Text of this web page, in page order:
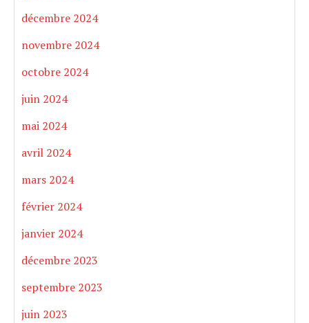
décembre 2024
novembre 2024
octobre 2024
juin 2024
mai 2024
avril 2024
mars 2024
février 2024
janvier 2024
décembre 2023
septembre 2023
juin 2023